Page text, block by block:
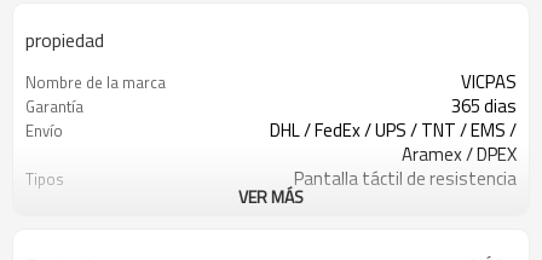
propiedad
Nombre de la marca VICPAS
Garantía 365 dias
Envío
DHL / FedEx / UPS / TNT / EMS /
Aramex / DPEX
Tipos Pantalla táctil de resistencia
reparación de pantalla táctil
VER MÁS